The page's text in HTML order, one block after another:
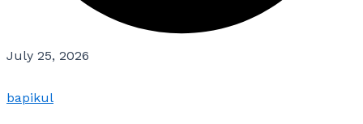
July 25, 2026
bapikul